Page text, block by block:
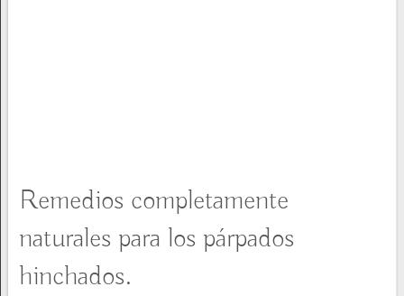
Remedios completamente
naturales para los párpados
hinchados.